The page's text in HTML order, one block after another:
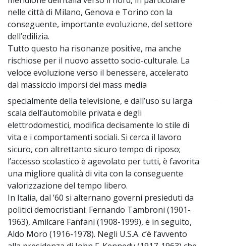
nelle città di Milano, Genova e Torino con la
conseguente, importante evoluzione, del settore
dell’edilizia.
Tutto questo ha risonanze positive, ma anche
rischiose per il nuovo assetto socio-culturale. La
veloce evoluzione verso il benessere, accelerato
dal massiccio imporsi dei mass media
specialmente della televisione, e dall’uso su larga
scala dell’automobile privata e degli
elettrodomestici, modifica decisamente lo stile di
vita e i comportamenti sociali. Si cerca il lavoro
sicuro, con altrettanto sicuro tempo di riposo;
l’accesso scolastico è agevolato per tutti, è favorita
una migliore qualità di vita con la conseguente
valorizzazione del tempo libero.
In Italia, dal ’60 si alternano governi presieduti da
politici democristiani: Fernando Tambroni (1901-
1963), Amilcare Fanfani (1908-1999), e in seguito,
Aldo Moro (1916-1978). Negli U.S.A. c’è l’avvento